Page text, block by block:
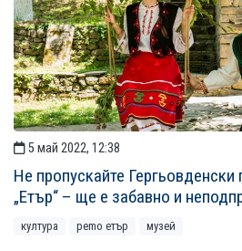
5 май 2022, 12:38
Не пропускайте Гергьовденски
„Етър“ – ще е забавно и
култура рemo етър музей